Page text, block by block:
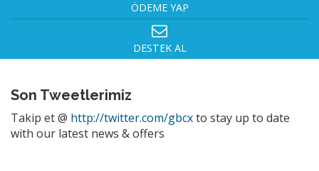
ÖDEME YAP
DESTEK AL
Son Tweetlerimiz
Takip et @ http://twitter.com/gbcxto stay up to date
with our latest news & offers